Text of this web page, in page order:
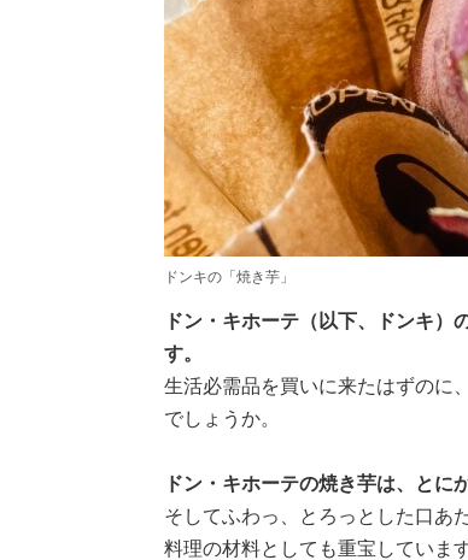
ドンキの「焼き芋」
ドン・キホーテ（以下、ドンキ
す。
生活必需品を買いに来たはずのに
でしょうか。
ドン・キホーテの焼き芋は、とに
そしてふわっ、とろっとした口あ
料理の材料としても重宝しています